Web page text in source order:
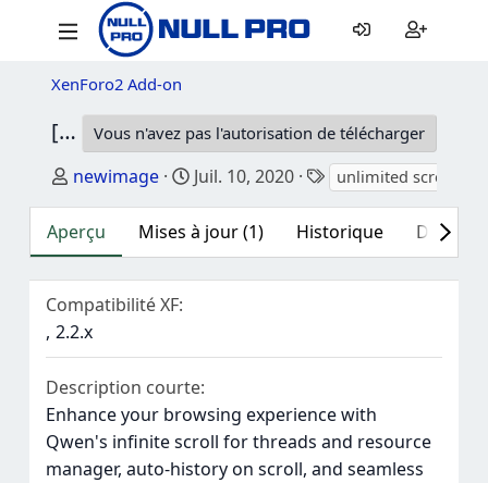
XenForo2 Add-on
[BS] / [021] Unlimited scroll 1.0.4
Vous n'avez pas l'autorisation de télécharger
Auteur
newimage Date de création
Juil. 10, 2020 Mots-clés
unlimited scroll
Aperçu Mises à jour (1) Historique
Compatibilité XF
2.2.x
Description courte
Enhance your browsing experience with
Qwen's infinite scroll for threads and resource
manager, auto-history on scroll, and seamless